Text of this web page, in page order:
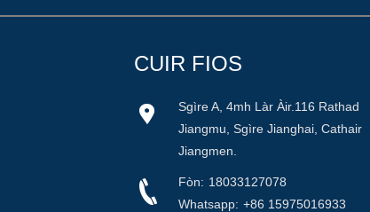
CUIR FIOS
Sgìre A, 4mh Làr Àir.116 Rathad
Jiangmu, Sgìre Jianghai, Cathair
Jiangmen.
Fòn: 18033127078
Whatsapp: +86 15975016933